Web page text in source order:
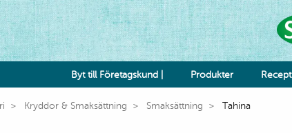
Byt till Företagskund | Produkter Recept
Kryddor & Smaksättning Smaksättning Tahina